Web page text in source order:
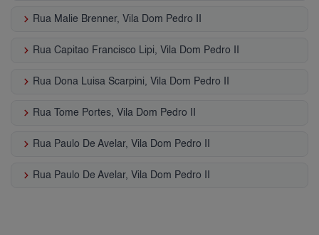
keyboard_arrow_right Rua Malie Brenner, Vila Dom Pedro II
keyboard_arrow_right Rua Capitao Francisco Lipi, Vila Dom Pedro II
keyboard_arrow_right Rua Dona Luisa Scarpini, Vila Dom Pedro II
keyboard_arrow_right Rua Tome Portes, Vila Dom Pedro II
keyboard_arrow_right Rua Paulo De Avelar, Vila Dom Pedro II
keyboard_arrow_right Rua Paulo De Avelar, Vila Dom Pedro II